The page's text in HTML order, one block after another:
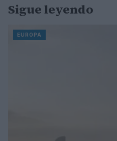
Sigue leyendo
EUROPA